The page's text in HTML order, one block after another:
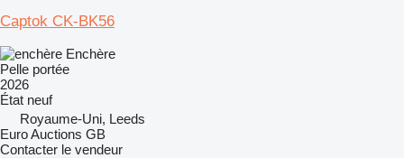
Captok CK-BK56
Enchère
Pelle portée
2026
État neuf
Royaume-Uni, Leeds
Euro Auctions GB
Contacter le vendeur